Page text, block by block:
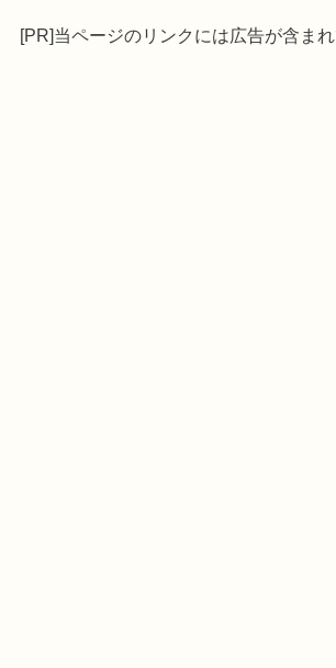
[PR]当ページのリンクには広告が含まれ